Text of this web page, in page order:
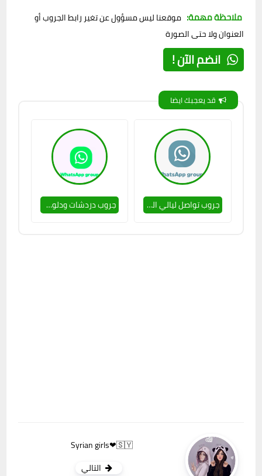
ملاحظة مهمة: موقعنا ليس مسؤول عن تغير رابط الجروب أو
العنوان ولا حتى الصورة
انضم الآن !
قد يعجبك ايضا
جروب تواصل ليالي الحب 🔥🥵 جروب دردشات ودلوعات ❤🔥
Syrian girls❤🇸🇾
التالي